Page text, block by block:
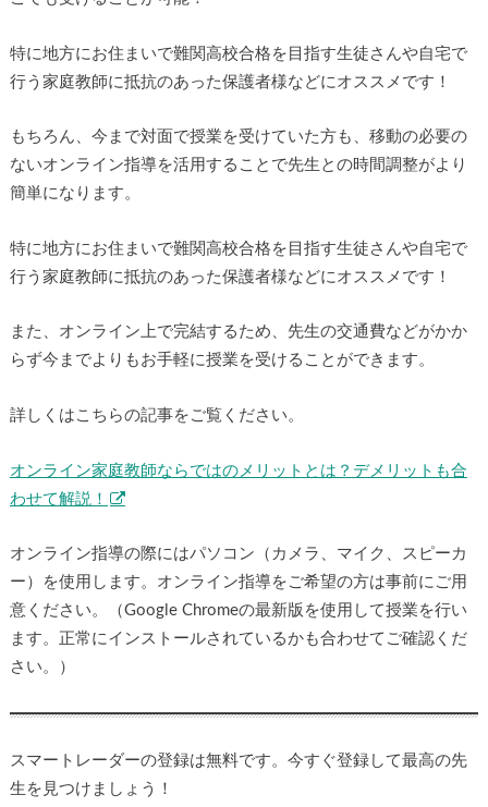
特に地方にお住まいで難関高校合格を目指す生徒さんや自宅で
行う家庭教師に抵抗のあった保護者様などにオススメです！
もちろん、今まで対面で授業を受けていた方も、移動の必要の
ないオンライン指導を活用することで先生との時間調整がより
簡単になります。
特に地方にお住まいで難関高校合格を目指す生徒さんや自宅で
行う家庭教師に抵抗のあった保護者様などにオススメです！
また、オンライン上で完結するため、先生の交通費などがかか
らず今までよりもお手軽に授業を受けることができます。
詳しくはこちらの記事をご覧ください。
オンライン家庭教師ならではのメリットとは？デメリットも合
わせて解説！
オンライン指導の際にはパソコン（カメラ、マイク、スピーカ
ー）を使用します。オンライン指導をご希望の方は事前にご用
意ください。（Google Chromeの最新版を使用して授業を行い
ます。正常にインストールされているかも合わせてご確認くだ
さい。）
スマートレーダーの登録は無料です。今すぐ登録して最高の先
生を見つけましょう！